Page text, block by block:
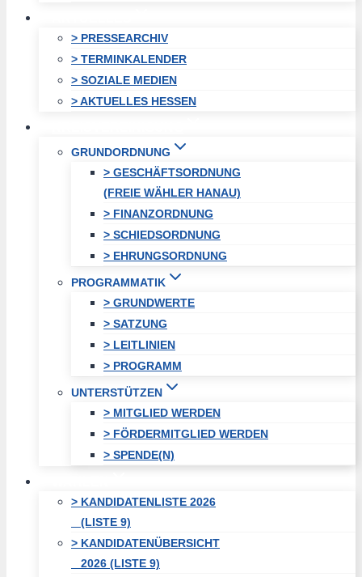
> PRESSEARCHIV
> TERMINKALENDER
> SOZIALE MEDIEN
> AKTUELLES HESSEN
GRUNDORDNUNG
> GESCHÄFTSORDNUNG
(FREIE WÄHLER HANAU)
> FINANZORDNUNG
> SCHIEDSORDNUNG
> EHRUNGSORDNUNG
PROGRAMMATIK
> GRUNDWERTE
> SATZUNG
> LEITLINIEN
> PROGRAMM
UNTERSTÜTZEN
> MITGLIED WERDEN
> FÖRDERMITGLIED WERDEN
> SPENDE(N)
> KANDIDATENLISTE 2026
(LISTE 9)
> KANDIDATENÜBERSICHT
2026 (LISTE 9)